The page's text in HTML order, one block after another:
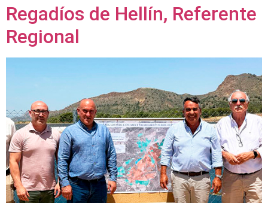
Regadíos de Hellín, Referente
Regional